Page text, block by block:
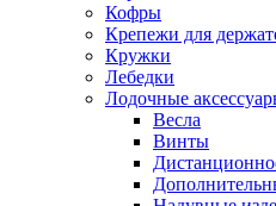
Кофры
Крепежи для
Кружки
Лебедки
Лодочные
Весла
Винты